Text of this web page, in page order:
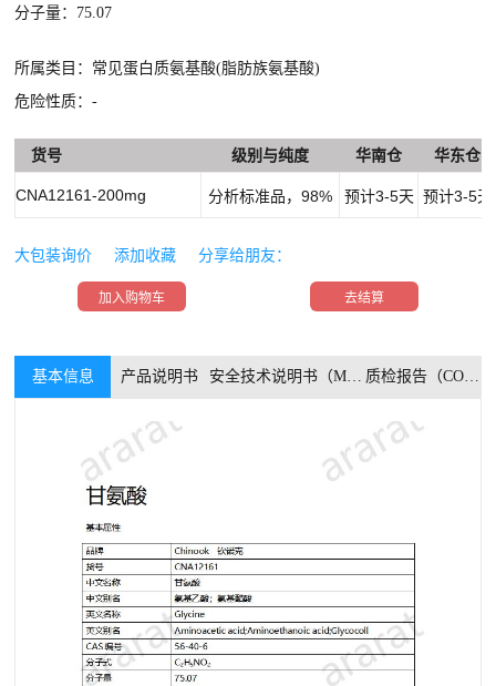
分子量：75.07
所属类目：常见蛋白质氨基酸(脂肪族氨基酸)
危险性质：-
货号 级别与纯度 华南仓 华东仓
CNA12161-200mg 分析标准品，98% 预计3-5天 预计3-5天
大包装询价 添加收藏 分享给朋友：
加入购物车 去结算
基本信息 产品说明书 安全技术说明书（MSDS） 质检报告（COA）